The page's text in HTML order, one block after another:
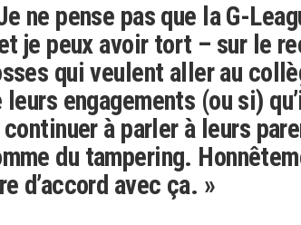
ne pense pas que la G-
je peux avoir tort – sur le
qui veulent aller au
leurs engagements (ou si)
à parler à leurs
du tampering.
d’accord avec ça. »